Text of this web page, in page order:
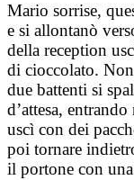
Mario sorrise,
e si allontanò
della reception
di cioccolato.
due battenti si
d’attesa,
uscì con dei
poi tornare
il portone con